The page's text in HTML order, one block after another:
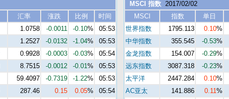
汇率 涨跌 比例
时间
1.0758 -0.0011 -0.10%
05:53
1.2527 -0.0132 -1.04%
05:53
0.9928 -0.0003 -0.03%
05:54
8.7515 -0.0012 -0.01%
05:53
59.4097 -0.7319 -1.22%
05:53
287.46 0.15 0.05%
05:54
MSCI 指数 2017/02/02
MSCI
指数 单日
世界指数
1795.113 0.10%
中华指数
355.545 -0.53%
金龙指数
154.007 -0.29%
远东指数
3087.318 -0.23%
太平洋
2447.284 0.10%
AC亚太
141.886 0.11%